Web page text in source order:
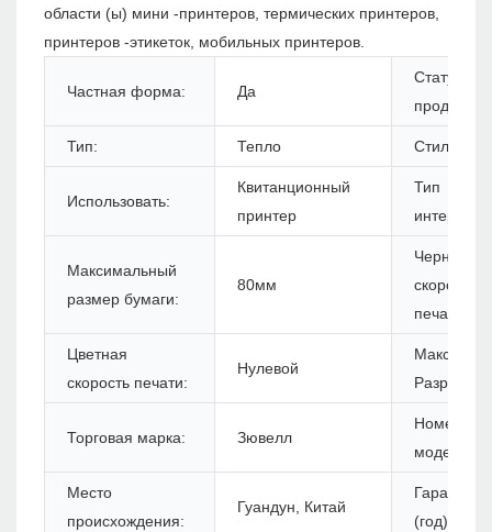
области (ы) мини -принтеров, термических принтеров,
принтеров -этикеток, мобильных принтеров.
Частная форма: Да
Статус
продуктов:
Тип: Тепло Стиль:
Использовать:
Квитанционный
принтер
Тип
Максимальный
размер бумаги:
80мм
Черная
скорость
печати:
Цветная
скорость печати:
Нулевой
Максимум
Торговая марка: Зювелл
Номер
модели:
Место
происхождения:
Гуандун, Китай
Гарантия
(год):